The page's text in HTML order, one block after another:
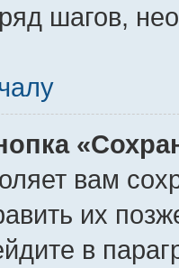
шагов,
вам
их
в